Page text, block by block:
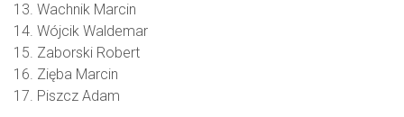
13. Wachnik Marcin
14. Wójcik Waldemar
15. Zaborski Robert
16. Zięba Marcin
17. Piszcz Adam